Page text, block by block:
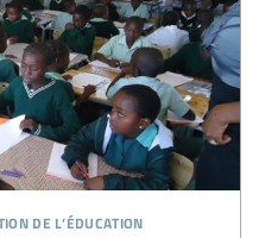
de l’éducation